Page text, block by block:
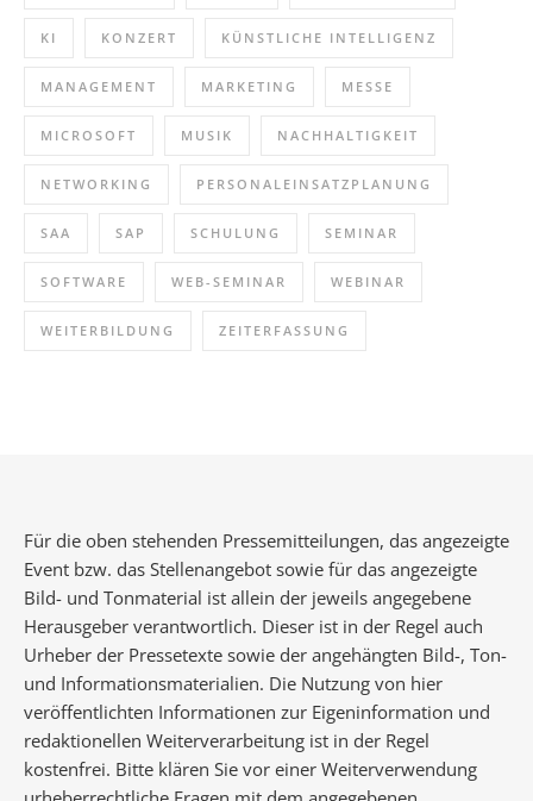
KI KONZERT KÜNSTLICHE INTELLIGENZ
MANAGEMENT MARKETING MESSE
MICROSOFT MUSIK NACHHALTIGKEIT
NETWORKING PERSONALEINSATZPLANUNG
SAA SAP SCHULUNG SEMINAR
SOFTWARE WEB-SEMINAR WEBINAR
WEITERBILDUNG ZEITERFASSUNG
Für die oben stehenden Pressemitteilungen, das angezeigte
Event bzw. das Stellenangebot sowie für das angezeigte
Bild- und Tonmaterial ist allein der jeweils angegebene
Herausgeber verantwortlich. Dieser ist in der Regel auch
Urheber der Pressetexte sowie der angehängten Bild-, Ton-
und Informationsmaterialien. Die Nutzung von hier
veröffentlichten Informationen zur Eigeninformation und
redaktionellen Weiterverarbeitung ist in der Regel
kostenfrei. Bitte klären Sie vor einer Weiterverwendung